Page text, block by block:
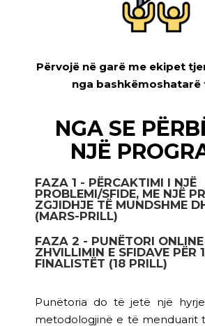
Përvojë në garë me ekipet
nga bashkëmoshatarë
NGA SE
NJË
FAZA 1 - PËRCAKTIMI I NJË
PROBLEMI/SFIDE, ME NJË
ZGJIDHJE TË MUNDSHME
(MARS-PRILL)
FAZA 2 - PUNËTORI ONLINE
ZHVILLIMIN E SFIDAVE PËR
FINALISTËT (18 PRILL)
Punëtoria do të jetë një
metodologjinë e të menduarit